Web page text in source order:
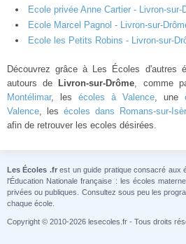
Ecole privée Anne Cartier - Livron-sur-
Ecole Marcel Pagnol - Livron-sur-
Ecole les Petits Robins - Livron-sur-
Découvrez grâce à Les Écoles d'autres
autours de
Livron-sur-Drôme, comme
Montélimar, les écoles à Valence, une
Valence, les écoles dans Romans-sur-
afin de retrouver les ecoles désirées.
Les Écoles .frest un guide pratique consacré aux
l'Éducation Nationale française : les écoles
privées ou publiques. Consultez sous peu les
chaque école.
Copyright © 2010-2026 lesecoles.fr - Tous droits